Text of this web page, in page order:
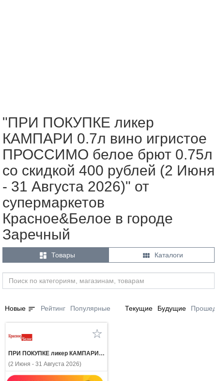
"ПРИ ПОКУПКЕ ликер
КАМПАРИ 0.7л вино игристое
ПРОССИМО белое брют 0.75л
со скидкой 400 рублей (2 Июня
- 31 Августа 2026)" от
супермаркетов
Красное&Белое в городе
Заречный
 Товары  Каталоги
Новые sort Рейтинг Популярные Текущие Будущие
ПРИ ПОКУПКЕ ликер КАМПАРИ 0.7л вино игристое ПРОССИМО белое брют 0.75л со скидкой 400 рублей
(2 Июня - 31 Августа 2026)